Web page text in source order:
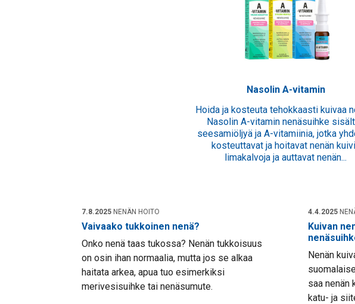
Nasolin A-vitamin
Hoida ja kosteuta tehokkaasti kuivaa
Nasolin A-vitamin nenäsuihke
seesamiöljyä ja A-vitamiinia, jotka
kosteuttavat ja hoitavat nenän
limakalvoja ja auttavat nenän...
7.8.2025 NENÄN HOITO
Vaivaako tukkoinen nenä?
Onko nenä taas tukossa? Nenän tukkoisuus
on osin ihan normaalia, mutta jos se alkaa
haitata arkea, apua tuo esimerkiksi
merivesisuihke tai nenäsumute.
4.4.2025
Kuivan
Nenän
saa nenän
katu- ja